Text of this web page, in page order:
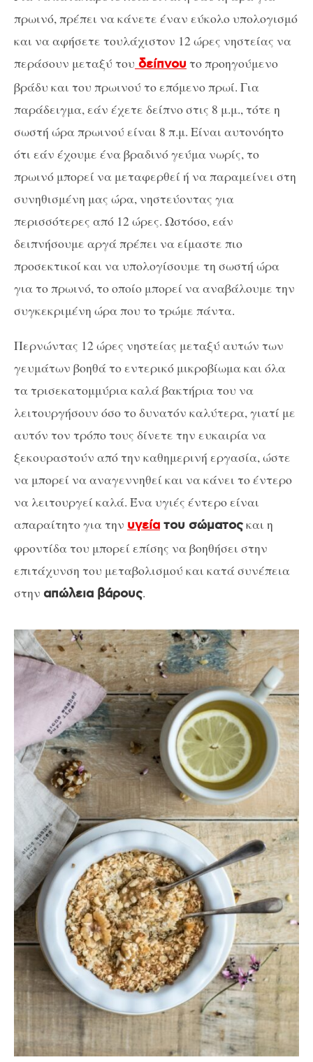
πρωινό, πρέπει να κάνετε έναν εύκολο υπολογισμό
και να αφήσετε τουλάχιστον 12 ώρες νηστείας να
περάσουν μεταξύ του δείπνου το προηγούμενο
βράδυ και του πρωινού το επόμενο πρωί. Για
παράδειγμα, εάν έχετε δείπνο στις 8 μ.μ., τότε η
σωστή ώρα πρωινού είναι 8 π.μ. Είναι αυτονόητο
ότι εάν έχουμε ένα βραδινό γεύμα νωρίς, το
πρωινό μπορεί να μεταφερθεί ή να παραμείνει στη
συνηθισμένη μας ώρα, νηστεύοντας για
περισσότερες από 12 ώρες. Ωστόσο, εάν
δειπνήσουμε αργά πρέπει να είμαστε πιο
προσεκτικοί και να υπολογίσουμε τη σωστή ώρα
για το πρωινό, το οποίο μπορεί να αναβάλουμε την
συγκεκριμένη ώρα που το τρώμε πάντα.
Περνώντας 12 ώρες νηστείας μεταξύ αυτών των
γευμάτων βοηθά το εντερικό μικροβίωμα και όλα
τα τρισεκατομμύρια καλά βακτήρια του να
λειτουργήσουν όσο το δυνατόν καλύτερα, γιατί με
αυτόν τον τρόπο τους δίνετε την ευκαιρία να
ξεκουραστούν από την καθημερινή εργασία, ώστε
να μπορεί να αναγεννηθεί και να κάνει το έντερο
να λειτουργεί καλά. Ένα υγιές έντερο είναι
απαραίτητο για την υγεία του σώματοςκαι η
φροντίδα του μπορεί επίσης να βοηθήσει στην
επιτάχυνση του μεταβολισμού και κατά συνέπεια
στην απώλεια βάρους.